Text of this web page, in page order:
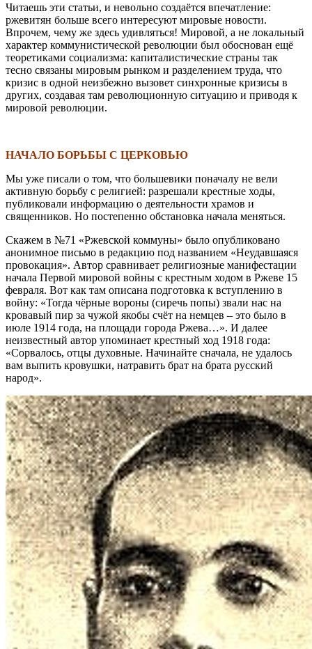
Читаешь эти статьи, и невольно создаётся впечатление:
ржевитян больше всего интересуют мировые новости.
Впрочем, чему же здесь удивляться! Мировой, а не локальный
характер коммунистической революции был обоснован ещё
теоретиками социализма: капиталистические страны так
тесно связаны мировым рынком и разделением труда, что
кризис в одной неизбежно вызовет синхронные кризисы в
других, создавая там революционную ситуацию и приводя к
мировой революции.
НАЧАЛО БОРЬБЫ С ЦЕРКОВЬЮ
Мы уже писали о том, что большевики поначалу не вели
активную борьбу с религией: разрешали крестные ходы,
публиковали информацию о деятельности храмов и
священников. Но постепенно обстановка начала меняться.
Скажем в №71 «Ржевской коммуны» было опубликовано
анонимное письмо в редакцию под названием «Неудавшаяся
провокация». Автор сравнивает религиозные манифестации
начала Первой мировой войны с крестным ходом в Ржеве 15
февраля. Вот как там описана подготовка к вступлению в
войну: «Тогда чёрные вороны (сиречь попы) звали нас на
кровавый пир за чужой якобы счёт на немцев – это было в
июле 1914 года, на площади города Ржева…». И далее
неизвестный автор упоминает крестный ход 1918 года:
«Сорвалось, отцы духовные. Начинайте сначала, не удалось
вам выпить кровушки, натравить брат на брата русский
народ».